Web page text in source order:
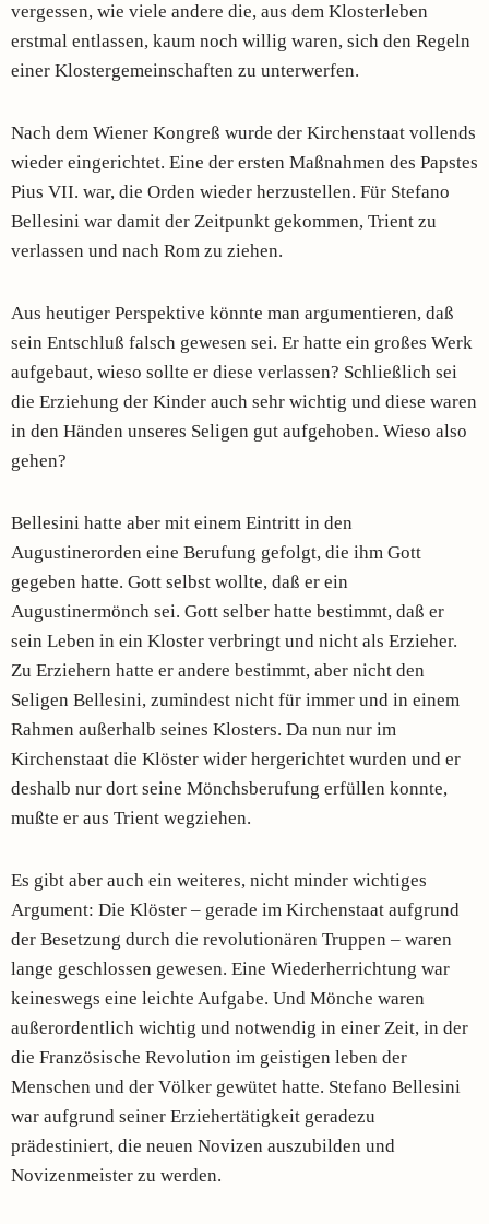
vergessen, wie viele andere die, aus dem Klosterleben
erstmal entlassen, kaum noch willig waren, sich den Regeln
einer Klostergemeinschaften zu unterwerfen.
Nach dem Wiener Kongreß wurde der Kirchenstaat vollends
wieder eingerichtet. Eine der ersten Maßnahmen des Papstes
Pius VII. war, die Orden wieder herzustellen. Für Stefano
Bellesini war damit der Zeitpunkt gekommen, Trient zu
verlassen und nach Rom zu ziehen.
Aus heutiger Perspektive könnte man argumentieren, daß
sein Entschluß falsch gewesen sei. Er hatte ein großes Werk
aufgebaut, wieso sollte er diese verlassen? Schließlich sei
die Erziehung der Kinder auch sehr wichtig und diese waren
in den Händen unseres Seligen gut aufgehoben. Wieso also
gehen?
Bellesini hatte aber mit einem Eintritt in den
Augustinerorden eine Berufung gefolgt, die ihm Gott
gegeben hatte. Gott selbst wollte, daß er ein
Augustinermönch sei. Gott selber hatte bestimmt, daß er
sein Leben in ein Kloster verbringt und nicht als Erzieher.
Zu Erziehern hatte er andere bestimmt, aber nicht den
Seligen Bellesini, zumindest nicht für immer und in einem
Rahmen außerhalb seines Klosters. Da nun nur im
Kirchenstaat die Klöster wider hergerichtet wurden und er
deshalb nur dort seine Mönchsberufung erfüllen konnte,
mußte er aus Trient wegziehen.
Es gibt aber auch ein weiteres, nicht minder wichtiges
Argument: Die Klöster – gerade im Kirchenstaat aufgrund
der Besetzung durch die revolutionären Truppen – waren
lange geschlossen gewesen. Eine Wiederherrichtung war
keineswegs eine leichte Aufgabe. Und Mönche waren
außerordentlich wichtig und notwendig in einer Zeit, in der
die Französische Revolution im geistigen leben der
Menschen und der Völker gewütet hatte. Stefano Bellesini
war aufgrund seiner Erziehertätigkeit geradezu
prädestiniert, die neuen Novizen auszubilden und
Novizenmeister zu werden.